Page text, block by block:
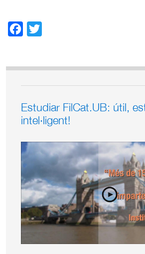
Facebook
Estudiar FilCat.UB: útil,
intel·ligent!